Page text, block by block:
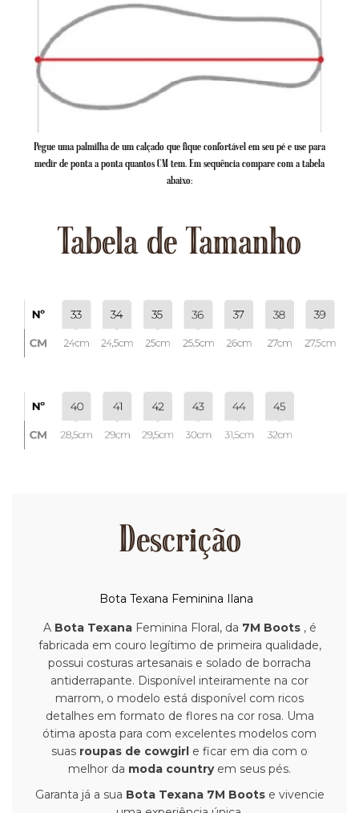
Pegue uma palmilha de um calçado que fique confortável em seu pé e use para
medir de ponta a ponta quantos CM tem. Em sequência compare com a tabela
abaixo:
Tabela de Tamanho
Descrição
Bota Texana Feminina Ilana
A Bota TexanaFeminina Floral, da 7M Boots, é
fabricada em couro legítimo de primeira qualidade,
possui costuras artesanais e solado de borracha
antiderrapante. Disponível inteiramente na cor
marrom, o modelo está disponível com ricos
detalhes em formato de flores na cor rosa. Uma
ótima aposta para com excelentes modelos com
suas roupas de cowgirl e ficar em dia com o
melhor da moda countryem seus pés.
Garanta já a sua Bota Texana 7M Bootse vivencie